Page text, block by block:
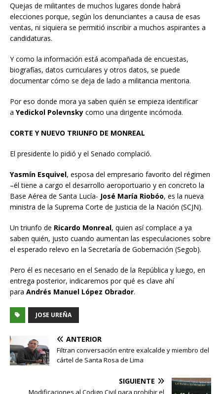
Quejas de militantes de muchos lugares donde habrá
elecciones porque, según los denunciantes a causa de esas
ventas, ni siquiera se permitió inscribir a muchos aspirantes a
candidaturas.
Y como la información está acompañada de encuestas,
biografías, datos curriculares y otros datos, se puede
documentar cómo se deja de lado a militancia meritoria.
Por eso donde mora ya saben quién se empieza identificar
a Yedickol Polevnsky como una dirigente incómoda.
CORTE Y NUEVO TRIUNFO DE MONREAL
El presidente lo pidió y el Senado complació.
Yasmín Esquivel, esposa del empresario favorito del régimen
–él tiene a cargo el desarrollo aeroportuario y en concreto la
Base Aérea de Santa Lucía- José María Riobóo, es la nueva
ministra de la Suprema Corte de Justicia de la Nación (SCJN).
Un triunfo de Ricardo Monreal, quien así complace a ya
saben quién, justo cuando aumentan las especulaciones sobre
el esperado relevo en la Secretaría de Gobernación (Segob).
Pero él es necesario en el Senado de la República y luego, en
entrega posterior, indicaremos por qué es clave ahí
para Andrés Manuel López Obrador.
JOSE UREÑA
ANTERIOR
Filtran conversación entre exalcalde y miembro del
cártel de Santa Rosa de Lima
SIGUIENTE
Modificaciones al Codigo Civil para prohibir el